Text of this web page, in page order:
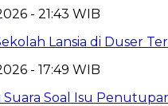
- 21:43 WIB
Lansia di Duser
- 17:49 WIB
Soal Isu